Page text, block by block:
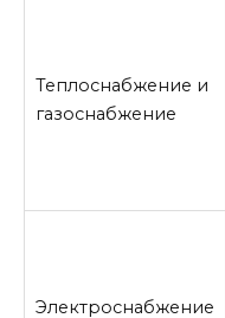
Теплоснабжение и
газоснабжение
Электроснабжение